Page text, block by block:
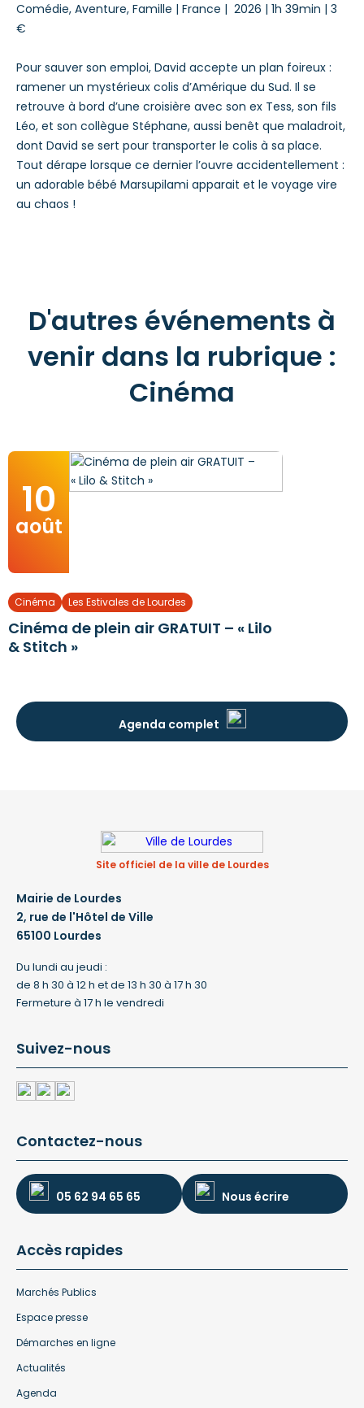
Comédie, Aventure, Famille | France | 2026 | 1h 39min | 3
€
Pour sauver son emploi, David accepte un plan foireux :
ramener un mystérieux colis d’Amérique du Sud. Il se
retrouve à bord d’une croisière avec son ex Tess, son fils
Léo, et son collègue Stéphane, aussi benêt que maladroit,
dont David se sert pour transporter le colis à sa place.
Tout dérape lorsque ce dernier l’ouvre accidentellement :
un adorable bébé Marsupilami apparait et le voyage vire
au chaos !
D'autres événements à
venir dans la rubrique :
Cinéma
10
août
Cinéma Les Estivales de Lourdes
Cinéma de plein air GRATUIT – « Lilo
& Stitch »
Agenda complet
Site officiel de la ville de Lourdes
Mairie de Lourdes
2, rue de l'Hôtel de Ville
65100 Lourdes
Du lundi au jeudi :
de 8 h 30 à 12 h et de 13 h 30 à 17 h 30
Fermeture à 17 h le vendredi
Suivez-nous
Contactez-nous
05 62 94 65 65 Nous écrire
Accès rapides
Marchés Publics
Espace presse
Démarches en ligne
Actualités
Agenda